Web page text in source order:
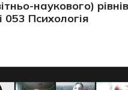
наукового)
053 Психологія